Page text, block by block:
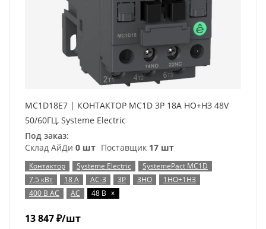
MC1D18E7 | КОНТАКТОР MC1D 3P 18A НО+НЗ 48V
50/60ГЦ, Systeme Electric
Под заказ:
Склад АйДи 0 шт Поставщик 17 шт
Контактор Systeme Electric
SystemePact MC1D
7,5 кВт
18 А AC-3 3P 3НО
1НО+1НЗ
400 В AC
AC 48 В x
13 847₽/шт